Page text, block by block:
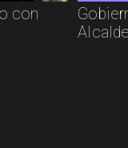
con